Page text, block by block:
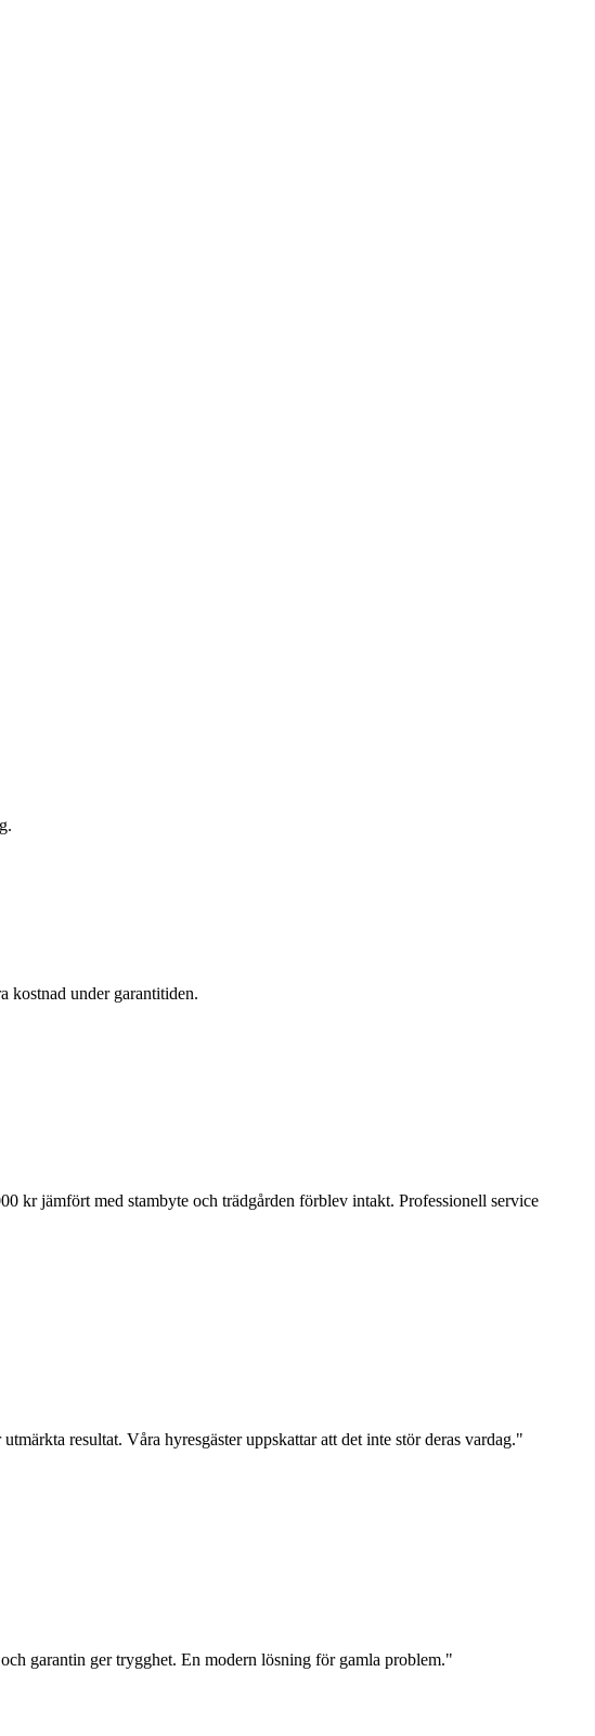
kostnad under garantitiden.
kr jämfört med stambyte och trädgården förblev intakt. Professionell service
resultat. Våra hyresgäster uppskattar att det inte stör deras vardag."
garantin ger trygghet. En modern lösning för gamla problem."